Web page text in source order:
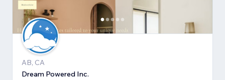
AB, CA
Dream Powered Inc.